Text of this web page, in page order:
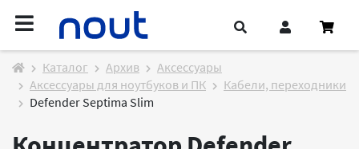
Каталог Архив
Аксессуары
Аксессуары для ноутбуков и ПК
Кабели, переходники
Defender Septima Slim